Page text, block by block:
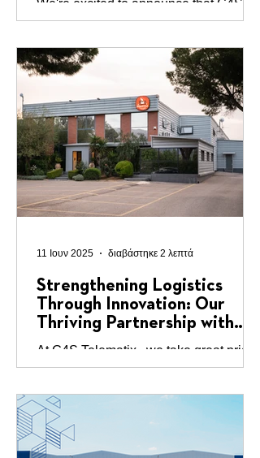
We're excited to announce that G4S
Telematix SA and Borderless Security
discussions to explore a...
Strengthening Logistics
Through Innovation: Our
Thriving Partnership with
Rodoula
At G4S Telematix , we take great pride
in our long-standing partnership with
food service industry,...
11 Ιουν 2025 διαβάστηκε 2 λεπτά